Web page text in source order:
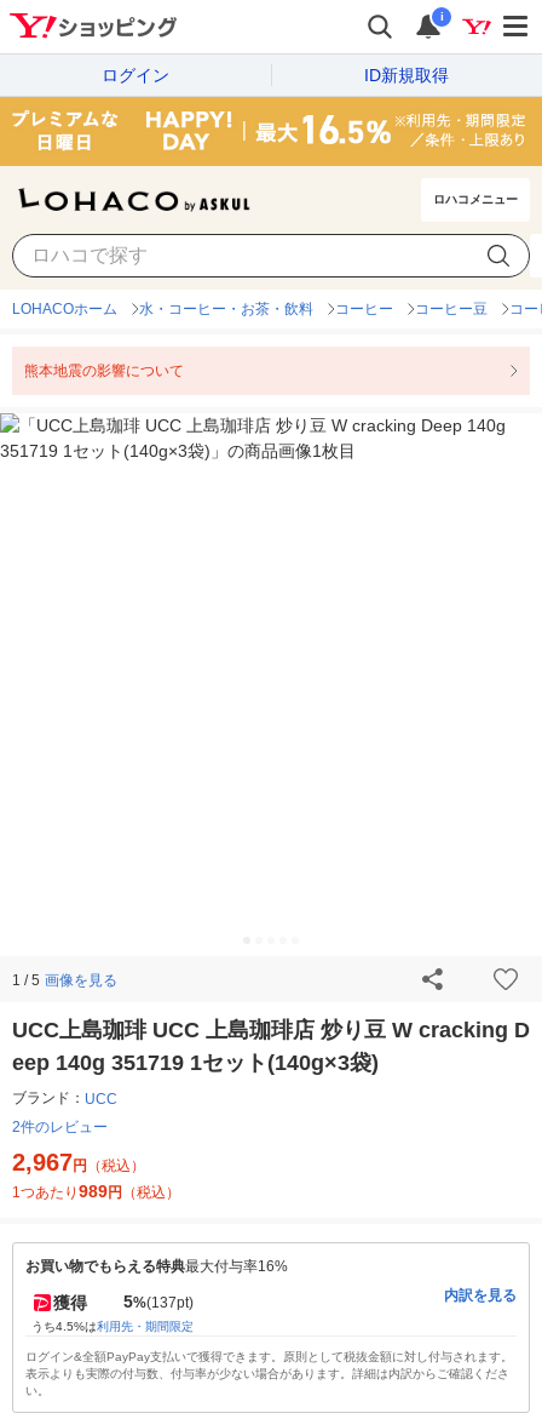
i
ログイン ID新規取得
ロハコメニュー
LOHACOホーム 水・コーヒー・お茶・飲料 コーヒー コーヒー豆 コー
熊本地震の影響について
1 / 5 画像を見る
UCC上島珈琲 UCC 上島珈琲店 炒り豆 W cracking D
eep 140g 351719 1セット(140g×3袋)
ブランド： UCC
2件のレビュー
2,967円
（税込）
1つあたり 989円 （税込）
お買い物でもらえる特典最大付与率16%
獲得 5%(137pt)
うち4.5%は利用先・期間限定
内訳を見る
ログイン&全額PayPay支払いで獲得できます。原則として税抜金額に対し付与されます。
表示よりも実際の付与数、付与率が少ない場合があります。詳細は内訳からご確認くださ
い。